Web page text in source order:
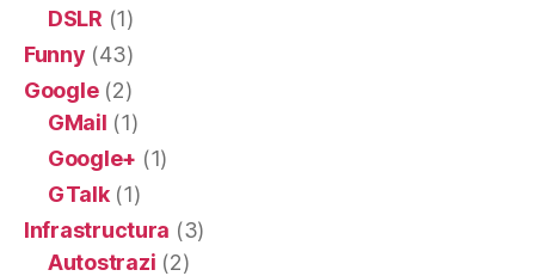
DSLR (1)
Funny (43)
Google(2)
GMail (1)
Google+ (1)
GTalk(1)
Infrastructura (3)
Autostrazi (2)